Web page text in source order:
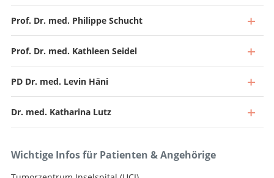
Prof. Dr. med. Philippe Schucht
Prof. Dr. med. Kathleen Seidel
PD Dr. med. Levin Häni
Dr. med. Katharina Lutz
Wichtige Infos für Patienten & Angehörige